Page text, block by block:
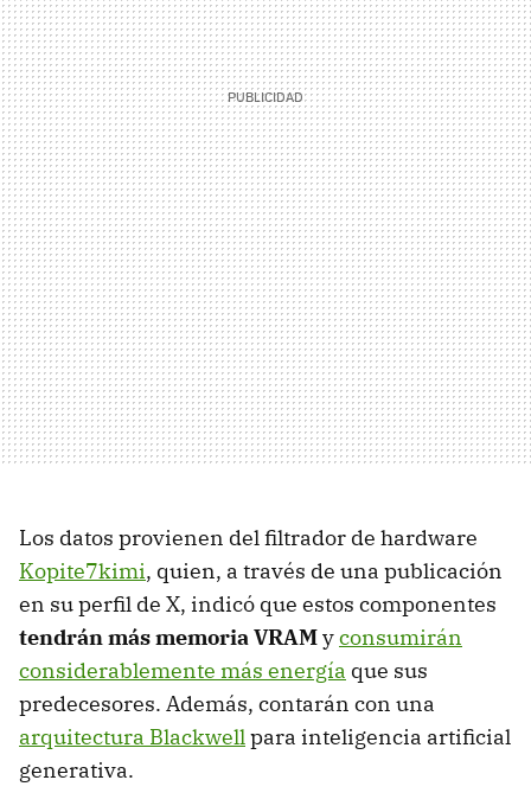
Los datos provienen del filtrador de hardware
Kopite7kimi, quien, a través de una publicación
en su perfil de X, indicó que estos componentes
tendrán más memoria VRAMyconsumirán
considerablemente más energía que sus
predecesores. Además, contarán con una
arquitectura Blackwellpara inteligencia artificial
generativa.